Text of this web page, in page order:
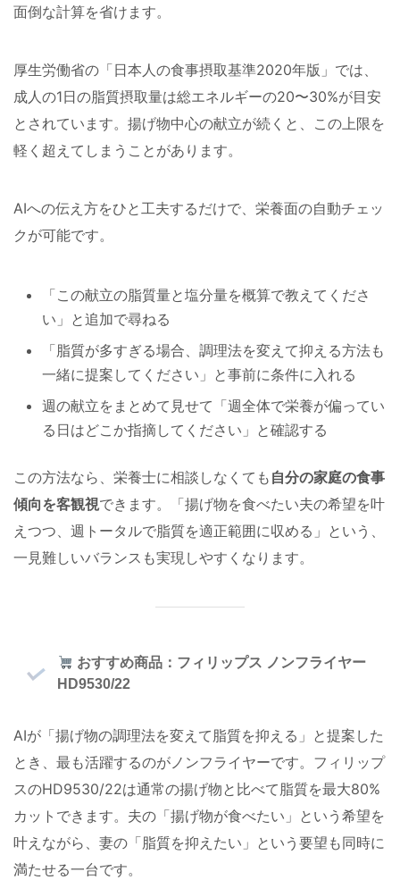
面倒な計算を省けます。
厚生労働省の「日本人の食事摂取基準2020年版」では、
成人の1日の脂質摂取量は総エネルギーの20〜30%が目安
とされています。揚げ物中心の献立が続くと、この上限を
軽く超えてしまうことがあります。
AIへの伝え方をひと工夫するだけで、栄養面の自動チェッ
クが可能です。
「この献立の脂質量と塩分量を概算で教えてくださ
い」と追加で尋ねる
「脂質が多すぎる場合、調理法を変えて抑える方法も
一緒に提案してください」と事前に条件に入れる
週の献立をまとめて見せて「週全体で栄養が偏ってい
る日はどこか指摘してください」と確認する
この方法なら、栄養士に相談しなくても 自分の家庭の食事
傾向を客観視できます。「揚げ物を食べたい夫の希望を叶
えつつ、週トータルで脂質を適正範囲に収める」という、
一見難しいバランスも実現しやすくなります。
おすすめ商品：フィリップス ノンフライヤー
HD9530/22
AIが「揚げ物の調理法を変えて脂質を抑える」と提案した
とき、最も活躍するのがノンフライヤーです。フィリップ
スのHD9530/22は通常の揚げ物と比べて脂質を最大80%
カットできます。夫の「揚げ物が食べたい」という希望を
叶えながら、妻の「脂質を抑えたい」という要望も同時に
満たせる一台です。